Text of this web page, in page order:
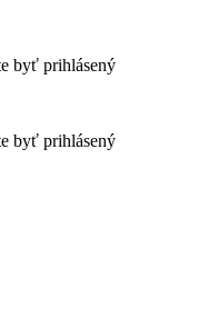
byť prihlásený
byť prihlásený